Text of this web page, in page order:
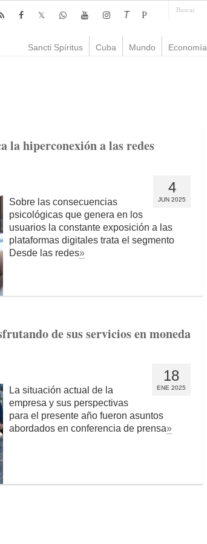
T P
Sancti Spíritus Cuba Mundo Economía
la hiperconexión a las redes
4
JUN 2025
Sobre las consecuencias
psicológicas que genera en los
usuarios la constante exposición a las
plataformas digitales trata el segmento
Desde las redes»
de sus servicios en moneda
18
ENE 2025
La situación actual de la
empresa y sus perspectivas
para el presente año fueron asuntos
abordados en conferencia de prensa»